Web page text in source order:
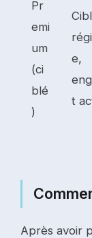
Pr
emi
um
(ci
blé
)
e,
t
Après avoir